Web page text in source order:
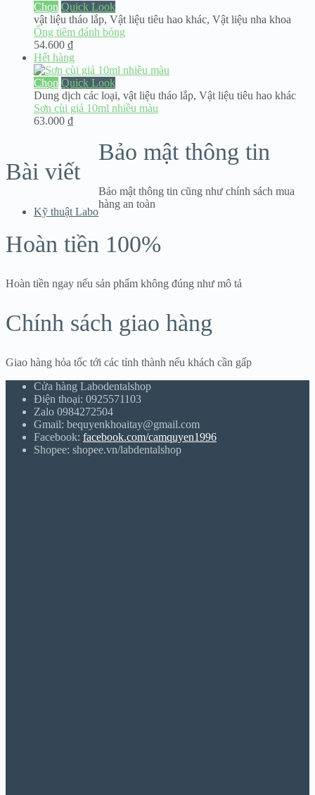
Chọn Quick Look
vật liệu tháo lắp, Vật liệu tiêu hao khác, Vật liệu nha khoa
Ống tiêm đánh bóng
54.600 ₫
Hết hàng
Chọn Quick Look
Dung dịch các loại, vật liệu tháo lắp, Vật liệu tiêu hao khác
Sơn cùi giả 10ml nhiều màu
63.000 ₫
Bài viết
Kỹ thuật Labo
Bảo mật thông tin
Bảo mật thông tin cũng như chính sách mua
hàng an toàn
Hoàn tiền 100%
Hoàn tiền ngay nếu sản phẩm không đúng như mô tả
Chính sách giao hàng
Giao hàng hỏa tốc tới các tỉnh thành nếu khách cần gấp
Cửa hàng Labodentalshop
Điện thoại: 0925571103
Zalo 0984272504
Gmail: bequyenkhoaitay@gmail.com
Facebook: facebook.com/camquyen1996
Shopee: shopee.vn/labdentalshop